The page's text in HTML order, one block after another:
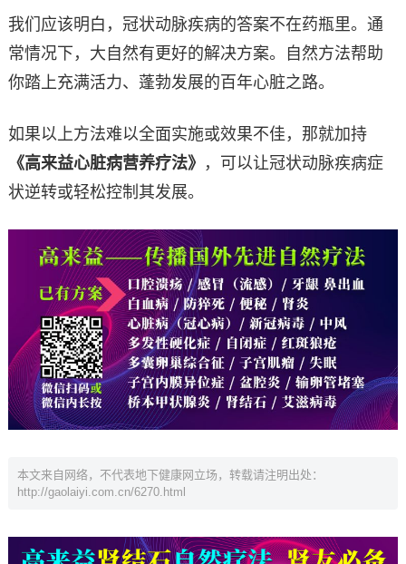
我们应该明白，冠状动脉疾病的答案不在药瓶里。通
常情况下，大自然有更好的解决方案。自然方法帮助
你踏上充满活力、蓬勃发展的百年心脏之路。
如果以上方法难以全面实施或效果不佳，那就加持
《高来益心脏病营养疗法》 ，可以让冠状动脉疾病症
状逆转或轻松控制其发展。
本文来自网络，不代表地下健康网立场，转载请注明出处：
http://gaolaiyi.com.cn/6270.html